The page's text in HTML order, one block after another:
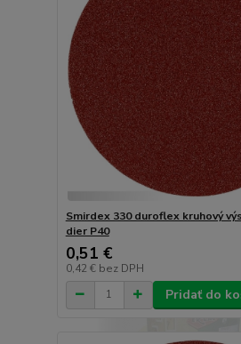
Smirdex 330 duroflex kruhový
dier P40
0,51 €
0,42 € bez DPH
Pridať do